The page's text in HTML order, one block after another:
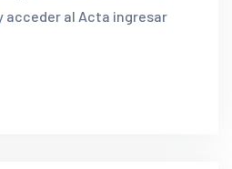
acceder al Acta ingresar